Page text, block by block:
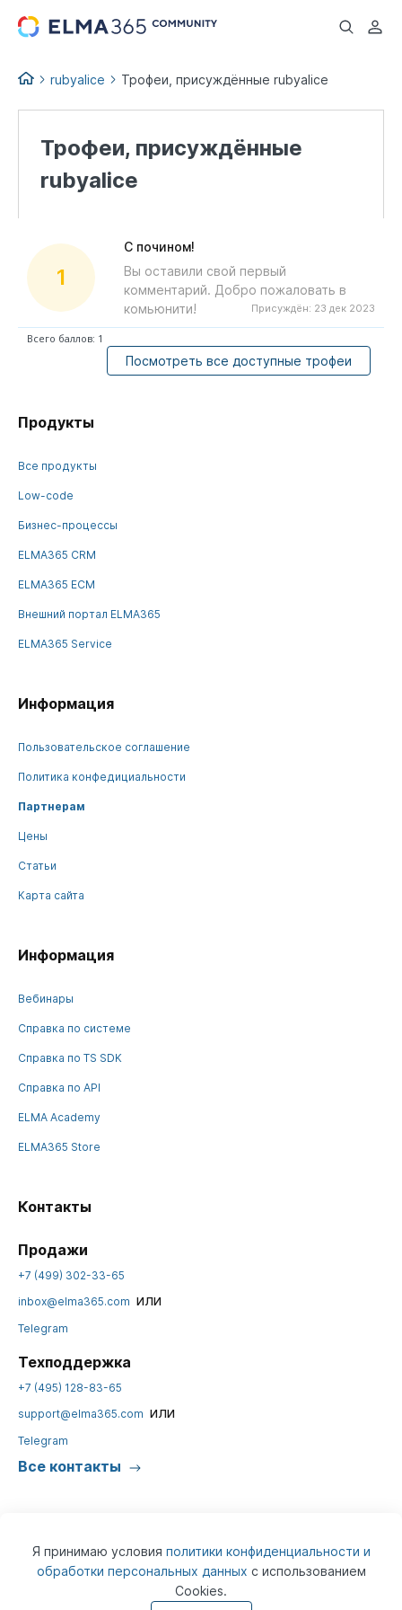
...
rubyalice Трофеи, присуждённые rubyalice
Трофеи, присуждённые
rubyalice
1
С почином!
Вы оставили свой первый
комментарий. Добро пожаловать в
комьюнити!
Присуждён: 23 дек 2023
Всего баллов: 1
Посмотреть все доступные трофеи
Я принимаю условия политики конфиденциальности и
обработки персональных данных с использованием
Cookies.
Продукты
Все продукты
Low-code
Бизнес-процессы
ELMA365 CRM
ELMA365 ECM
Внешний портал ELMA365
ELMA365 Service
Информация
Пользовательское соглашение
Политика конфедициальности
Партнерам
Цены
Статьи
Карта сайта
Информация
Вебинары
Справка по системе
Справка по TS SDK
Справка по API
ELMA Academy
ELMA365 Store
Контакты
Продажи
+7 (499) 302-33-65
inbox@elma365.com или
Telegram
Техподдержка
+7 (495) 128-83-65
support@elma365.com или
Telegram
Все контакты